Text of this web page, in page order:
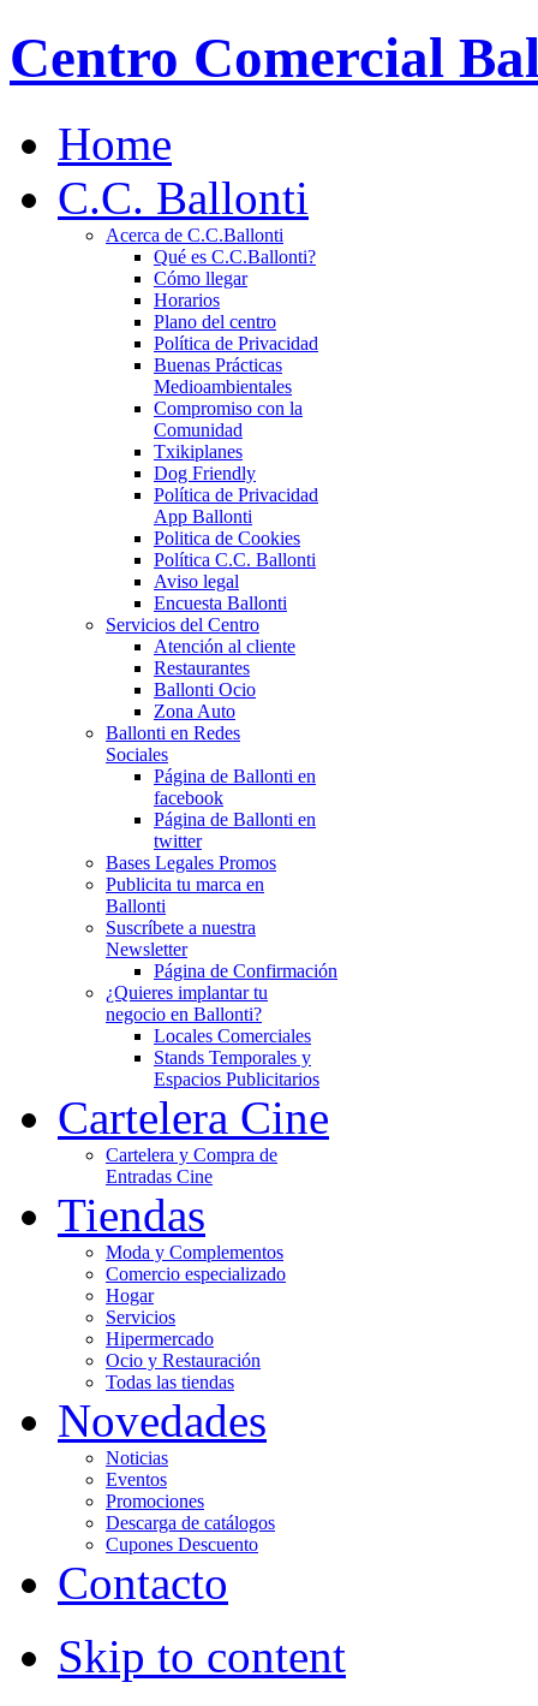
Centro Comercial
Home
C.C. Ballonti
Acerca de C.C.Ballonti
Qué es C.C.Ballonti?
Cómo llegar
Horarios
Plano del centro
Política de Privacidad
Buenas Prácticas
Medioambientales
Compromiso con la
Comunidad
Txikiplanes
Dog Friendly
Política de Privacidad
App Ballonti
Politica de Cookies
Política C.C. Ballonti
Aviso legal
Encuesta Ballonti
Servicios del Centro
Atención al cliente
Restaurantes
Ballonti Ocio
Zona Auto
Ballonti en Redes
Sociales
Página de Ballonti en
facebook
Página de Ballonti en
twitter
Bases Legales Promos
Publicita tu marca en
Ballonti
Suscríbete a nuestra
Newsletter
Página de Confirmación
¿Quieres implantar tu
negocio en Ballonti?
Locales Comerciales
Stands Temporales y
Espacios Publicitarios
Cartelera Cine
Cartelera y Compra de
Entradas Cine
Tiendas
Moda y Complementos
Comercio especializado
Hogar
Servicios
Hipermercado
Ocio y Restauración
Todas las tiendas
Novedades
Noticias
Eventos
Promociones
Descarga de catálogos
Cupones Descuento
Contacto
Skip to content